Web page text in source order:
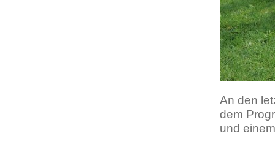
An den
dem
und